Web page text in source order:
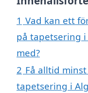
1 Vad kan ett
på tapetsering
med?
2 Få alltid
tapetsering i